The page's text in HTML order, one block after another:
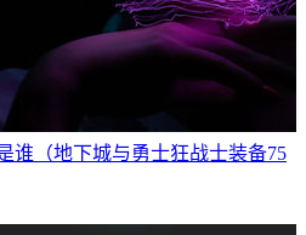
谁（地下城与勇士狂战士装备75